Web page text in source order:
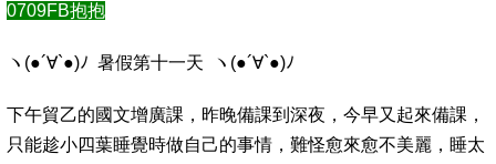
0709FB抱抱
ヽ(●´∀`●)ﾉ 暑假第十一天 ヽ(●´∀`●)ﾉ
下午貿乙的國文增廣課，昨晚備課到深夜，今早又起來備課，
只能趁小四葉睡覺時做自己的事情，難怪愈來愈不美麗，睡太